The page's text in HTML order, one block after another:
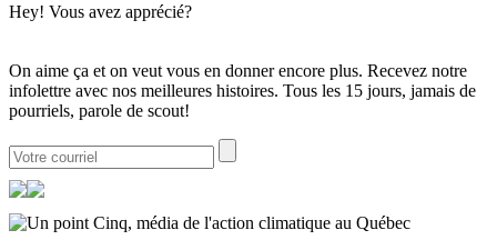
Hey! Vous avez apprécié?
On aime ça et on veut vous en donner encore plus. Recevez notre
infolettre avec nos meilleures histoires. Tous les 15 jours, jamais de
pourriels, parole de scout!